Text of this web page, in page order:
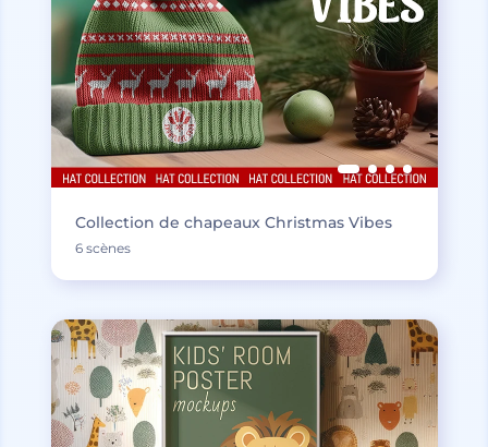
Collection de chapeaux Christmas Vibes
6 scènes